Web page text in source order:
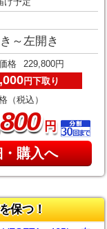
～左開き
格 229,800円
円下取り
（税込）
800円
購入へ
保つ！